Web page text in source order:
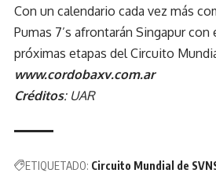
Con un calendario cada vez más
Pumas 7’s afrontarán Singapur
próximas etapas del Circuito
www.cordobaxv.com.ar
Créditos: UAR
ETIQUETADO: Circuito Mundial de